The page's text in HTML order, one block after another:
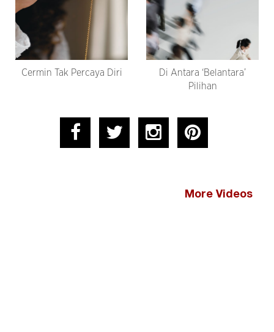
Cermin Tak Percaya Diri
Di Antara ‘Belantara’
Pilihan
More Videos